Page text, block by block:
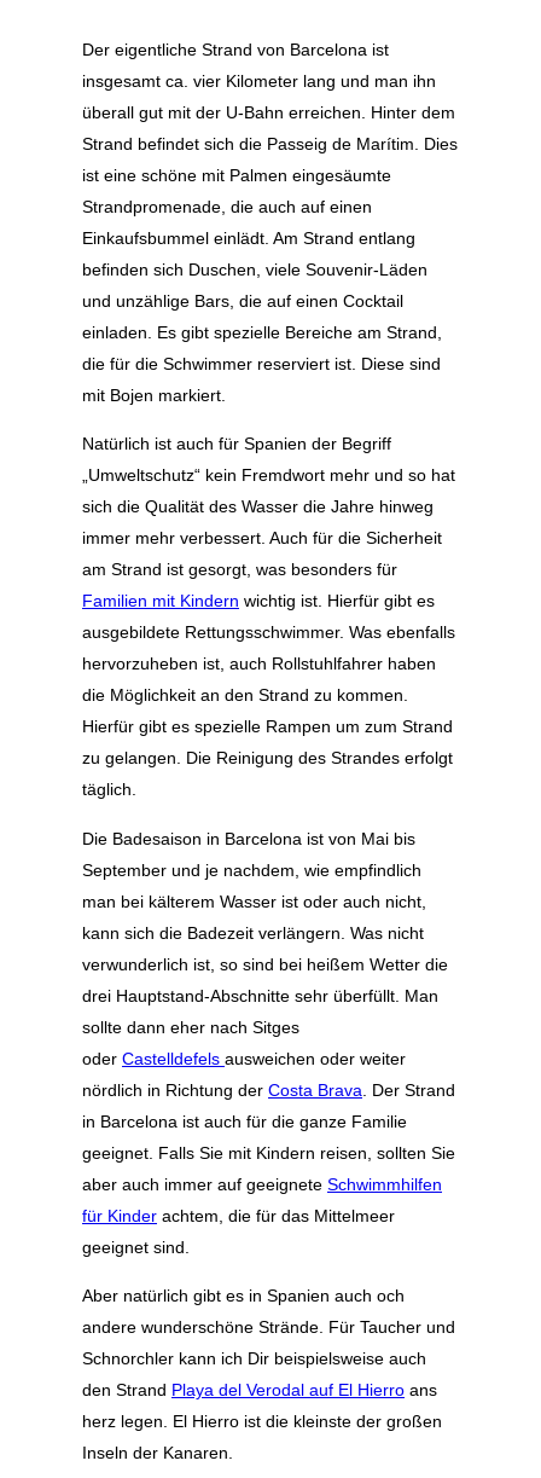
Der eigentliche Strand von Barcelona ist
insgesamt ca. vier Kilometer lang und man ihn
überall gut mit der U-Bahn erreichen. Hinter dem
Strand befindet sich die Passeig de Marítim. Dies
ist eine schöne mit Palmen eingesäumte
Strandpromenade, die auch auf einen
Einkaufsbummel einlädt. Am Strand entlang
befinden sich Duschen, viele Souvenir-Läden
und unzählige Bars, die auf einen Cocktail
einladen. Es gibt spezielle Bereiche am Strand,
die für die Schwimmer reserviert ist. Diese sind
mit Bojen markiert.
Natürlich ist auch für Spanien der Begriff
„Umweltschutz“ kein Fremdwort mehr und so hat
sich die Qualität des Wasser die Jahre hinweg
immer mehr verbessert. Auch für die Sicherheit
am Strand ist gesorgt, was besonders für
Familien mit Kindern wichtig ist. Hierfür gibt es
ausgebildete Rettungsschwimmer. Was ebenfalls
hervorzuheben ist, auch Rollstuhlfahrer haben
die Möglichkeit an den Strand zu kommen.
Hierfür gibt es spezielle Rampen um zum Strand
zu gelangen. Die Reinigung des Strandes erfolgt
täglich.
Die Badesaison in Barcelona ist von Mai bis
September und je nachdem, wie empfindlich
man bei kälterem Wasser ist oder auch nicht,
kann sich die Badezeit verlängern. Was nicht
verwunderlich ist, so sind bei heißem Wetter die
drei Hauptstand-Abschnitte sehr überfüllt. Man
sollte dann eher nach Sitges
oder Castelldefels ausweichen oder weiter
nördlich in Richtung der Costa Brava . Der Strand
in Barcelona ist auch für die ganze Familie
geeignet. Falls Sie mit Kindern reisen, sollten Sie
aber auch immer auf geeignete Schwimmhilfen
für Kinder achtem, die für das Mittelmeer
geeignet sind.
Aber natürlich gibt es in Spanien auch och
andere wunderschöne Strände. Für Taucher und
Schnorchler kann ich Dir beispielsweise auch
den Strand Playa del Verodal auf El Hierro ans
herz legen. El Hierro ist die kleinste der großen
Inseln der Kanaren.